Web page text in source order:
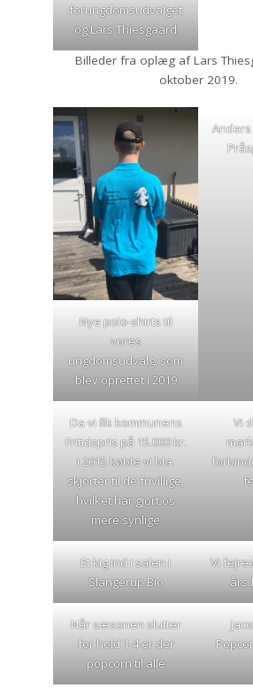
forungdomsudvalget
og Lars Thiesgaard
Billeder fra oplæg af Lars
oktober 2019.
Nye polo-shirts til
vores
ungdomsudvalg, som
blev oprettet i 2019
Da vi fik kommunens
Fritidspris på 15.000 kr.
i 2015 købte vi bla.
skjorter til de frivillige,
hvilket har gjort os
mere synlige
Vi
Et kig ind i salen i
Slangerup Bio
Vi
års
Når sæsonen slutter
for hold 1-4 er der
popcorn til alle